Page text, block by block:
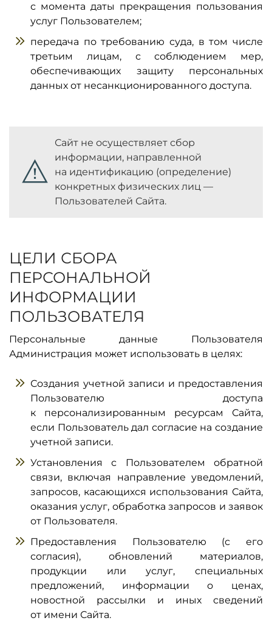
с момента даты прекращения пользования
услуг Пользователем;
передача по требованию суда, в том числе
третьим лицам, с соблюдением мер,
обеспечивающих защиту персональных
данных от несанкционированного доступа.
Сайт не осуществляет сбор
информации, направленной
на идентификацию (определение)
конкретных физических лиц —
Пользователей Сайта.
ЦЕЛИ СБОРА
ПЕРСОНАЛЬНОЙ
ИНФОРМАЦИИ
ПОЛЬЗОВАТЕЛЯ
Персональные данные Пользователя
Администрация может использовать в целях:
Создания учетной записи и предоставления
Пользователю доступа
к персонализированным ресурсам Сайта,
если Пользователь дал согласие на создание
учетной записи.
Установления с Пользователем обратной
связи, включая направление уведомлений,
запросов, касающихся использования Сайта,
оказания услуг, обработка запросов и заявок
от Пользователя.
Предоставления Пользователю (с его
согласия), обновлений материалов,
продукции или услуг, специальных
предложений, информации о ценах,
новостной рассылки и иных сведений
от имени Сайта.